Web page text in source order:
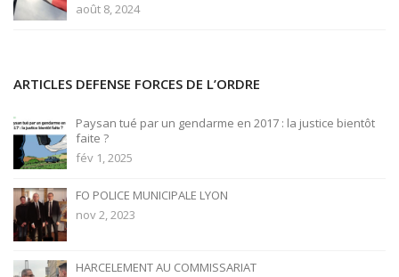
août 8, 2024
ARTICLES DEFENSE FORCES DE L’ORDRE
Paysan tué par un gendarme en 2017 : la justice bientôt
faite ?
fév 1, 2025
FO POLICE MUNICIPALE LYON
nov 2, 2023
HARCELEMENT AU COMMISSARIAT